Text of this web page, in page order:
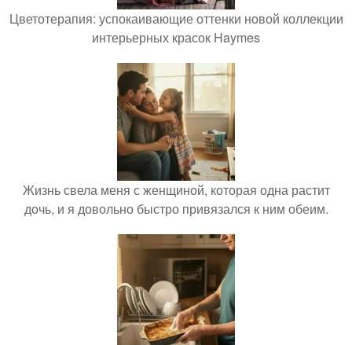
Цветотерапия: успокаивающие оттенки новой коллекции
интерьерных красок Haymes
Жизнь свела меня с женщиной, которая одна растит
дочь, и я довольно быстро привязался к ним обеим.